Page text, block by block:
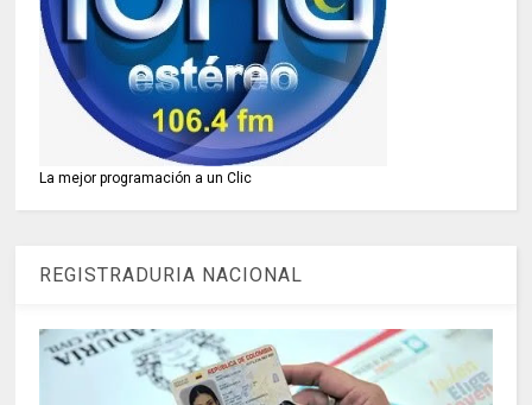
La mejor programación a un Clic
REGISTRADURIA NACIONAL